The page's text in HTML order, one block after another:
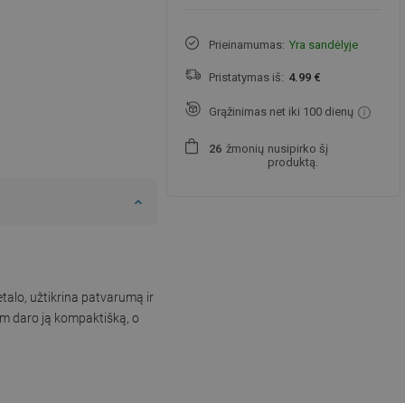
užtikrina patvarumą ir
daro ją kompaktišką, o
Prieinamumas: Yra sandėlyje
Pristatymas iš: 4.99 €
Grąžinimas net iki 100 dienų
26 žmonių nusipirko šį
produktą.